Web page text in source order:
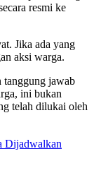
resmi ke
Jika ada yang
aksi warga.
tanggung jawab
ini bukan
telah dilukai oleh
Dijadwalkan